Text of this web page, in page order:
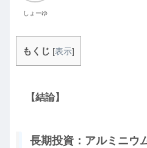
しょーゆ
もくじ [表示]
【結論】
長期投資：アルミニウ